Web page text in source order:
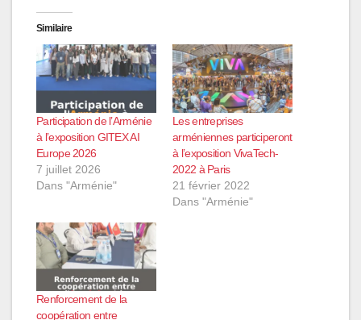
Similaire
Participation de l’Arménie
à l’exposition GITEX AI
Europe 2026
7 juillet 2026
Dans "Arménie"
Les entreprises
arméniennes participeront
à l’exposition VivaTech-
2022 à Paris
21 février 2022
Dans "Arménie"
Renforcement de la
coopération entre